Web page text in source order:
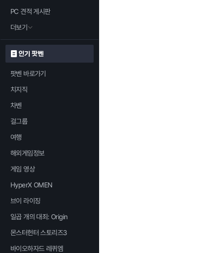
PC 견적 게시판
더보기
인기 팟벤
팟벤 바로가기
치지직
차벤
걸그룹
여행
해외게임정보
게임 영상
HyperX OMEN
브이 라이징
일곱 개의 대죄: Origin
몬스터헌터 스토리즈3
바이오하자드 레퀴엠